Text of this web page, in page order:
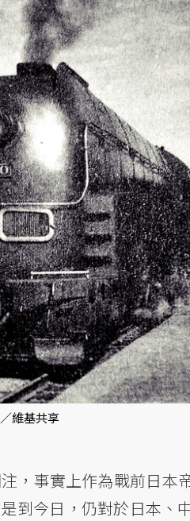
維基共享
，事實上作為戰前日本
到今日，仍對於日本、